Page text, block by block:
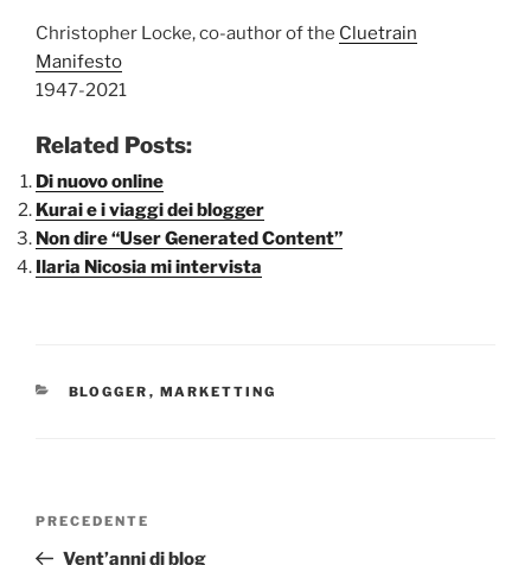
Christopher Locke, co-author of the Cluetrain
Manifesto
1947-2021
Related Posts:
Di nuovo online
Kurai e i viaggi dei blogger
Non dire “User Generated Content”
Ilaria Nicosia mi intervista
CATEGORIE
BLOGGER , MARKETTING
Articolo
precedente:
PRECEDENTE
Vent’anni di blog